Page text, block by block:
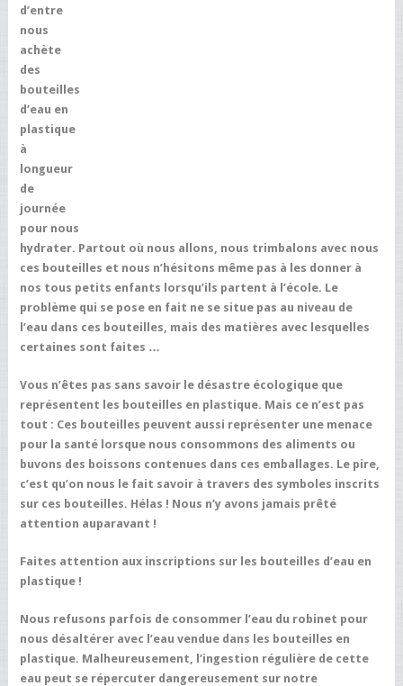
d’entre
nous
achète
des
bouteilles
d’eau en
plastique
à
longueur
de
journée
pour nous
hydrater. Partout où nous allons, nous trimbalons avec nous
ces bouteilles et nous n’hésitons même pas à les donner à
nos tous petits enfants lorsqu’ils partent à l’école. Le
problème qui se pose en fait ne se situe pas au niveau de
l’eau dans ces bouteilles, mais des matières avec lesquelles
certaines sont faites …
Vous n’êtes pas sans savoir le désastre écologique que
représentent les bouteilles en plastique. Mais ce n’est pas
tout : Ces bouteilles peuvent aussi représenter une menace
pour la santé lorsque nous consommons des aliments ou
buvons des boissons contenues dans ces emballages. Le pire,
c’est qu’on nous le fait savoir à travers des symboles inscrits
sur ces bouteilles. Hélas ! Nous n’y avons jamais prêté
attention auparavant !
Faites attention aux inscriptions sur les bouteilles d’eau en
plastique !
Nous refusons parfois de consommer l’eau du robinet pour
nous désaltérer avec l’eau vendue dans les bouteilles en
plastique. Malheureusement, l’ingestion régulière de cette
eau peut se répercuter dangereusement sur notre